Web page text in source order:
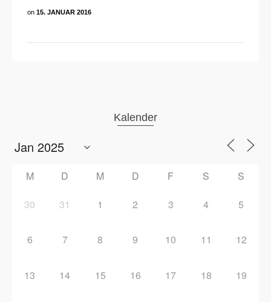
on 15. JANUAR 2016
Kalender
M D M D F S S
30 31 1 2 3 4 5
6 7 8 9 10 11 12
13 14 15 16 17 18 19